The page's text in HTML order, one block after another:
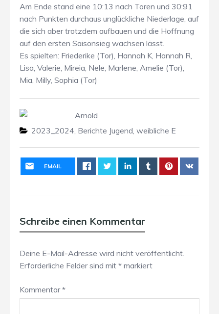
Am Ende stand eine 10:13 nach Toren und 30:91
nach Punkten durchaus unglückliche Niederlage, auf
die sich aber trotzdem aufbauen und die Hoffnung
auf den ersten Saisonsieg wachsen lässt.
Es spielten: Friederike (Tor), Hannah K, Hannah R,
Lisa, Valerie, Mireia, Nele, Marlene, Amelie (Tor),
Mia, Milly, Sophia (Tor)
Arnold
2023_2024, Berichte Jugend, weibliche E
EMAIL
Schreibe einen Kommentar
Deine E-Mail-Adresse wird nicht veröffentlicht.
Erforderliche Felder sind mit * markiert
Kommentar*